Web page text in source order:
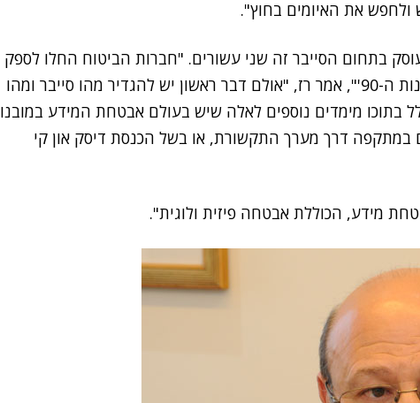
ולחפש את האיומים בחוץ".
בתחום הסייבר זה שני עשורים. "חברות הביטוח החלו לספק
פוליסות לביטוח על אובדן מידע עוד בשנות ה-90'", אמר רז, "אולם דבר ראשון יש להגדיר מהו סייבר ומהו
בתוכו מימדים נוספים לאלה שיש בעולם אבטחת המידע במובנו
במתקפה דרך מערך התקשורת, או בשל הכנסת דיסק און קי
מידע, הכוללת אבטחה פיזית ולוגית".